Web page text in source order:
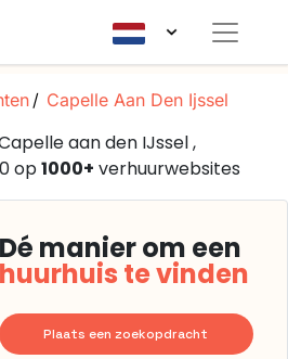
Capelle Aan Den Ijssel
aan den IJssel ,
op1000+ verhuurwebsites
Dé manier om een
huurhuis te vinden
Plaats een zoekopdracht